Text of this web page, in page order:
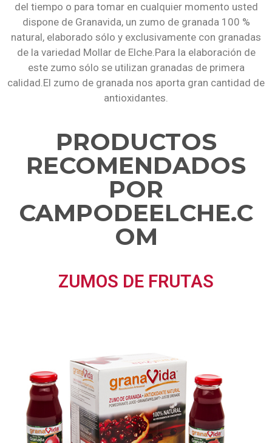
del tiempo o para tomar en cualquier momento usted
dispone de Granavida, un zumo de granada 100 %
natural, elaborado sólo y exclusivamente con granadas
de la variedad Mollar de Elche.Para la elaboración de
este zumo sólo se utilizan granadas de primera
calidad.El zumo de granada nos aporta gran cantidad de
antioxidantes.
PRODUCTOS
RECOMENDADOS
POR
CAMPODEELCHE.C
OM
ZUMOS DE FRUTAS